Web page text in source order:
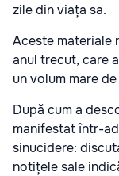
zile din viața sa.
Aceste materiale
anul trecut, care
un volum mare
După cum a
manifestat într-
sinucidere:
notițele sale